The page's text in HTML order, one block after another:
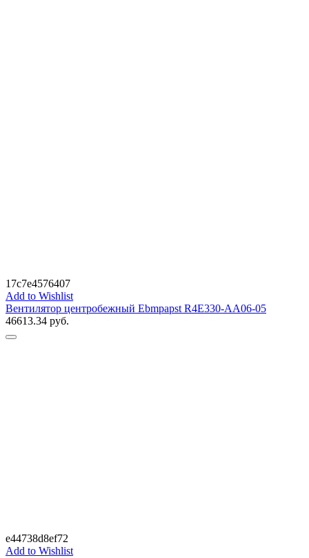
17c7e4576407
Add to Wishlist
Вентилятор центробежный Ebmpapst R4E330-AA06-05
46613.34 руб.
e44738d8ef72
Add to Wishlist